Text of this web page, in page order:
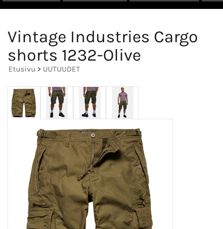
Vintage Industries Cargo
shorts 1232-Olive
Etusivu > UUTUUDET